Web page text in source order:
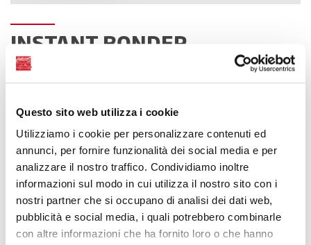
Questo sito web utilizza i cookie
Utilizziamo i cookie per personalizzare contenuti ed
annunci, per fornire funzionalità dei social media e per
analizzare il nostro traffico. Condividiamo inoltre
informazioni sul modo in cui utilizza il nostro sito con i
nostri partner che si occupano di analisi dei dati web,
pubblicità e social media, i quali potrebbero combinarle
con altre informazioni che ha fornito loro o che hanno
INSTANT BONDER
Súper adhesivo de acción instantánea